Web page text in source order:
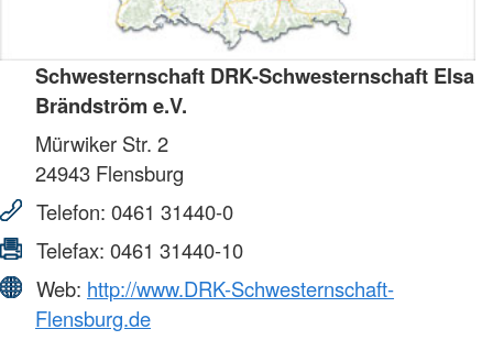
Schwesternschaft DRK-Schwesternschaft Elsa
Brändström e.V.
Mürwiker Str. 2
24943 Flensburg
Telefon: 0461 31440-0
Telefax: 0461 31440-10
Web: http://www.DRK-Schwesternschaft-
Flensburg.de